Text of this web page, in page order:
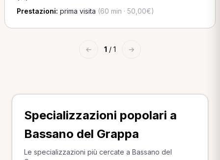
Prestazioni: prima visita (60 min · 50,00€)
← 1 / 1 →
Specializzazioni popolari a
Bassano del Grappa
Le specializzazioni più cercate a Bassano del